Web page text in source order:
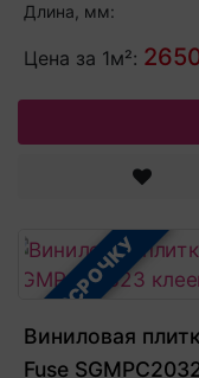
Длина, мм:
Цена за 1м²:
В РАССРОЧКУ
Виниловая
Fuse